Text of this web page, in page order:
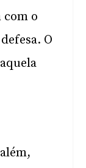
com o
O